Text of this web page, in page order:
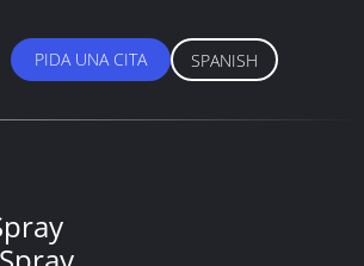
PIDA UNA CITA SPANISH